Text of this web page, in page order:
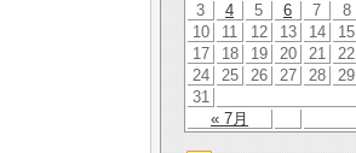
« 7月
3
4 5 6 7 8
10
11 12 13 14 15
17
18 19 20 21 22
24
25 26 27 28 29
31